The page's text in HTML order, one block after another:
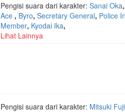
Pengisi suara dari karakter: Sanai Oka,
Ace , Byro, Secretary General, Police
Member, Kyodai Ika,
Lihat Lainnya
Pengisi suara dari karakter: Mitsuki